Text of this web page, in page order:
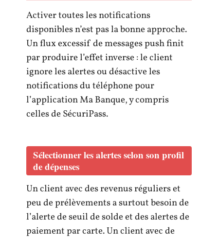
Activer toutes les notifications
disponibles n’est pas la bonne approche.
Un flux excessif de messages push finit
par produire l’effet inverse : le client
ignore les alertes ou désactive les
notifications du téléphone pour
l’application Ma Banque, y compris
celles de SécuriPass.
Sélectionner les alertes selon son profil
de dépenses
Un client avec des revenus réguliers et
peu de prélèvements a surtout besoin de
l’alerte de seuil de solde et des alertes de
paiement par carte. Un client avec de